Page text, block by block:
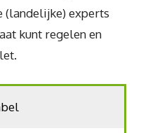
(landelijke) experts
kunt regelen en